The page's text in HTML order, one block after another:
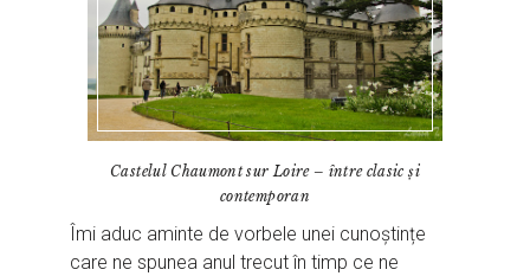
Castelul Chaumont sur Loire – între clasic și
contemporan
Îmi aduc aminte de vorbele unei cunoștințe
care ne spunea anul trecut în timp ce ne